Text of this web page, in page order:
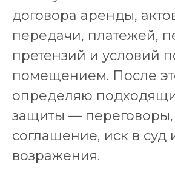
договора аренды,
передачи, платежей,
претензий и условий
помещением. После
определяю
защиты — переговоры,
соглашение, иск в суд
возражения.